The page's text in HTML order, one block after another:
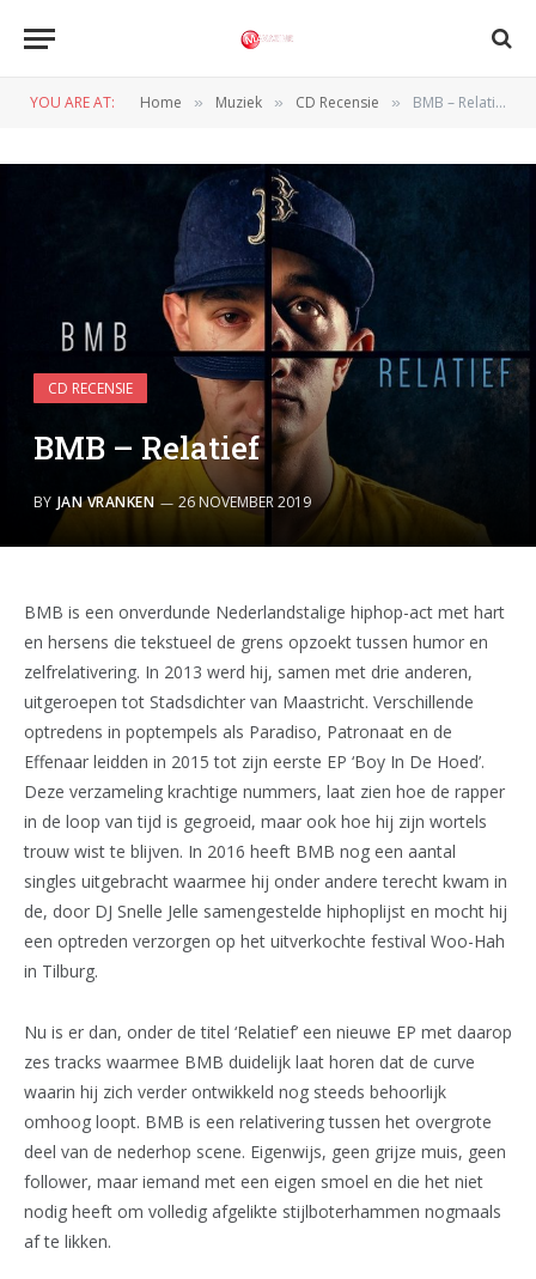
YOU ARE AT: Home » Muziek » CD Recensie » BMB – Relatief
CD RECENSIE
BMB – Relatief
BY JAN VRANKEN 26 NOVEMBER 2019
BMB is een onverdunde Nederlandstalige hiphop-act met hart
en hersens die tekstueel de grens opzoekt tussen humor en
zelfrelativering. In 2013 werd hij, samen met drie anderen,
uitgeroepen tot Stadsdichter van Maastricht. Verschillende
optredens in poptempels als Paradiso, Patronaat en de
Effenaar leidden in 2015 tot zijn eerste EP ‘Boy In De Hoed’.
Deze verzameling krachtige nummers, laat zien hoe de rapper
in de loop van tijd is gegroeid, maar ook hoe hij zijn wortels
trouw wist te blijven. In 2016 heeft BMB nog een aantal
singles uitgebracht waarmee hij onder andere terecht kwam in
de, door DJ Snelle Jelle samengestelde hiphoplijst en mocht hij
een optreden verzorgen op het uitverkochte festival Woo-Hah
in Tilburg.
Nu is er dan, onder de titel ‘Relatief’ een nieuwe EP met daarop
zes tracks waarmee BMB duidelijk laat horen dat de curve
waarin hij zich verder ontwikkeld nog steeds behoorlijk
omhoog loopt. BMB is een relativering tussen het overgrote
deel van de nederhop scene. Eigenwijs, geen grijze muis, geen
follower, maar iemand met een eigen smoel en die het niet
nodig heeft om volledig afgelikte stijlboterhammen nogmaals
af te likken.